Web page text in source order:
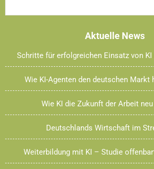
Aktuelle News
Schritte für erfolgreichen Einsatz von KI
Wie KI-Agenten den deutschen Markt
Wie KI die Zukunft der Arbeit
Deutschlands Wirtschaft im
Weiterbildung mit KI – Studie